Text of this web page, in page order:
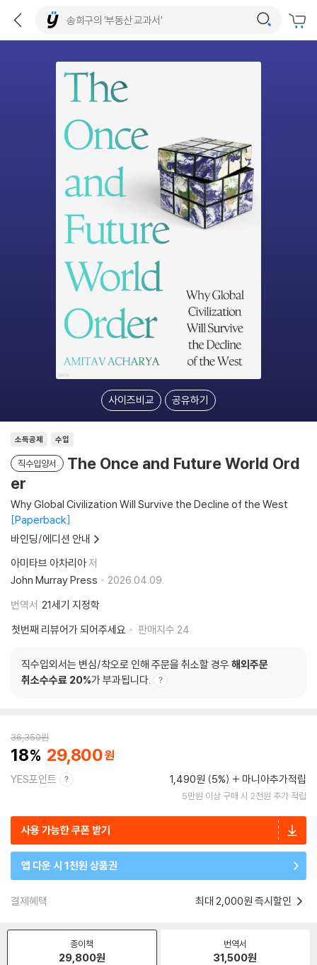
사이즈비교 공유하기
소득공제 수입
직수입양서
The Once and Future World Ord
er
Why Global Civilization Will Survive the Decline of the West
Paperback
바인딩/에디션 안내
아미타브 아차리아저
John Murray Press
2026.04.09.
번역서 21세기 지정학
첫번째 리뷰어가 되어주세요
판매지수 24
직수입외서는 변심/착오로 인해 주문을 취소할 경우 해외주문
취소수수료 20%가 부과됩니다.
36,350원
18 29,800
YES포인트 1,490원 (5%) 마니아추가적립
5만원 이상 구매 시 2천원 추가 적립
사용 가능한 쿠폰 받기
앱 다운 시 1천원 상품권
결제혜택 최대 2,000원 즉시할인
종이책
29,800원
번역서
31,500원